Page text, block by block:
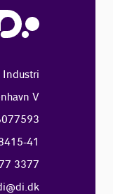
Industri
V
41
3377